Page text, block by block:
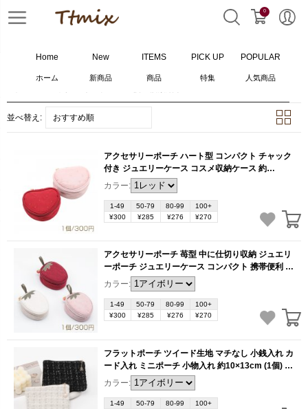
0
Home
ホーム
New
新商品
ITEMS
商品
PICK UP
特集
POPULAR
人気商品
並べ替え: おすすめ順
アクセサリーポーチ ハート型 コンパクト チャック
付き ジュエリーケース コスメ収納ケース 約
4×7×10cm（1ヶ）
カラー:
1-49 50-79 80-99
100+
¥300
¥285 ¥276 ¥270
アクセサリーポーチ 苺型 中に仕切り収納 ジュエリ
ーポーチ ジュエリーケース コンパクト 携帯便利 ア
クセ収納ケース 1個 (KW681)
カラー:
1-49 50-79 80-99
100+
¥300
¥285 ¥276 ¥270
フラットポーチ ツイード生地 マチなし 小銭入れ カ
ード入れ ミニポーチ 小物入れ 約10×13cm (1個)
(KW557)
カラー:
1-49 50-79 80-99
100+